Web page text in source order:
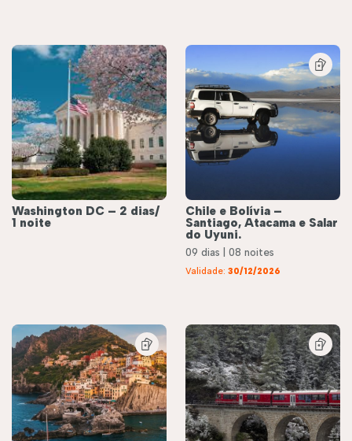
Washington DC – 2 dias/
1 noite
Chile e Bolívia –
Santiago, Atacama e Salar
do Uyuni.
09 dias | 08 noites
Validade: 30/12/2026